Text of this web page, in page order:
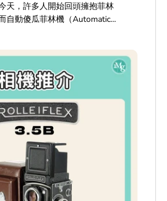
天，許多人開始回頭擁抱菲林
自動傻瓜菲林機（Automatic
，是如何在沒有螢幕預覽的情
對焦，確保你的珍貴底片上留
天，我們將深入探索自動傻瓜
揭開它們在光學與電子技術結
一些實用技巧，幫助你更好地
，拍出令人驚豔的菲林照片！
焦系統類型 與現代數碼相機不
菲林機主要依賴兩種對焦原
動式對焦。許多經典的菲林傻
種或兩者的結合。